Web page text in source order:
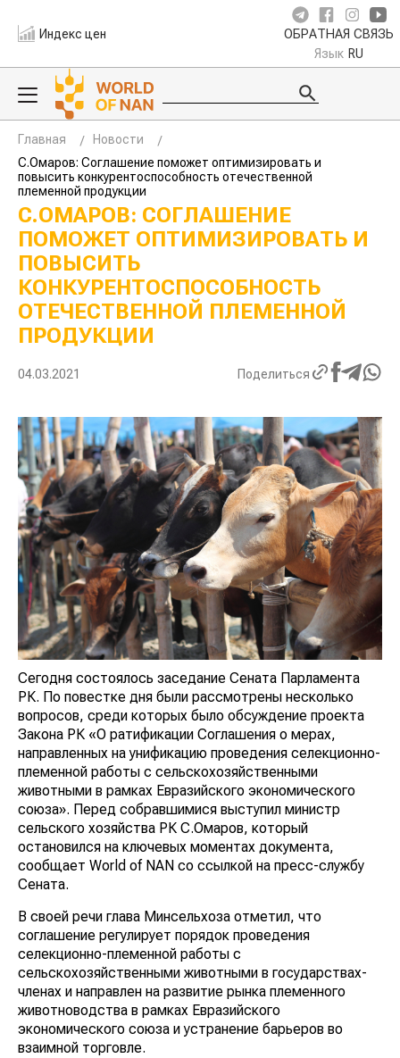
Индекс цен ОБРАТНАЯ СВЯЗЬ
Язык RU
Главная
Новости
С.Омаров: Соглашение поможет оптимизировать и
повысить конкурентоспособность отечественной
племенной продукции
С.ОМАРОВ: СОГЛАШЕНИЕ
ПОМОЖЕТ ОПТИМИЗИРОВАТЬ И
ПОВЫСИТЬ
КОНКУРЕНТОСПОСОБНОСТЬ
ОТЕЧЕСТВЕННОЙ ПЛЕМЕННОЙ
ПРОДУКЦИИ
04.03.2021 Поделиться
Сегодня состоялось заседание Сената Парламента
РК. По повестке дня были рассмотрены несколько
вопросов, среди которых было обсуждение проекта
Закона РК «О ратификации Соглашения о мерах,
направленных на унификацию проведения селекционно-
племенной работы с сельскохозяйственными
животными в рамках Евразийского экономического
союза». Перед собравшимися выступил министр
сельского хозяйства РК С.Омаров, который
остановился на ключевых моментах документа,
сообщает World of NAN со ссылкой на пресс-службу
Сената.
В своей речи глава Минсельхоза отметил, что
соглашение регулирует порядок проведения
селекционно-племенной работы с
сельскохозяйственными животными в государствах-
членах и направлен на развитие рынка племенного
животноводства в рамках Евразийского
экономического союза и устранение барьеров во
взаимной торговле.